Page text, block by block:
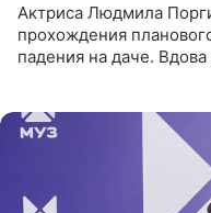
Актриса Людмила
прохождения
падения на даче.